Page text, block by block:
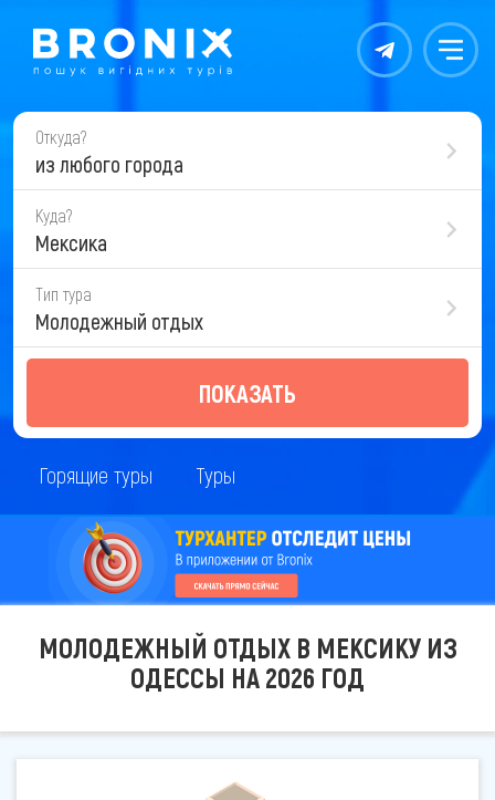
Контакты Меню
Откуда?
из любого города
Куда?
Мексика
Тип тура
Молодежный отдых
ПОКАЗАТЬ
Горящие туры Туры
МОЛОДЕЖНЫЙ ОТДЫХ В МЕКСИКУ ИЗ
ОДЕССЫ НА 2026 ГОД